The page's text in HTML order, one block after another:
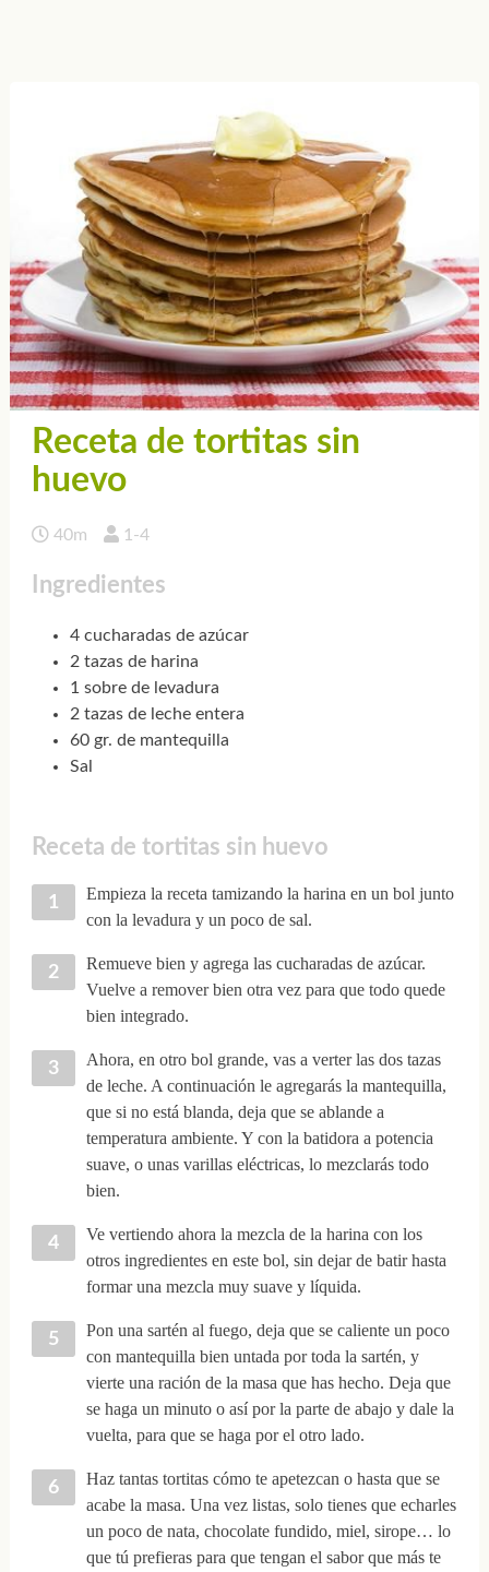
Receta de tortitas sin
huevo
40m 1-4
Ingredientes
4 cucharadas de azúcar
2 tazas de harina
1 sobre de levadura
2 tazas de leche entera
60 gr. de mantequilla
Sal
Receta de tortitas sin huevo
Empieza la receta tamizando la harina en un bol junto
con la levadura y un poco de sal.
Remueve bien y agrega las cucharadas de azúcar.
Vuelve a remover bien otra vez para que todo quede
bien integrado.
Ahora, en otro bol grande, vas a verter las dos tazas
de leche. A continuación le agregarás la mantequilla,
que si no está blanda, deja que se ablande a
temperatura ambiente. Y con la batidora a potencia
suave, o unas varillas eléctricas, lo mezclarás todo
bien.
Ve vertiendo ahora la mezcla de la harina con los
otros ingredientes en este bol, sin dejar de batir hasta
formar una mezcla muy suave y líquida.
Pon una sartén al fuego, deja que se caliente un poco
con mantequilla bien untada por toda la sartén, y
vierte una ración de la masa que has hecho. Deja que
se haga un minuto o así por la parte de abajo y dale la
vuelta, para que se haga por el otro lado.
Haz tantas tortitas cómo te apetezcan o hasta que se
acabe la masa. Una vez listas, solo tienes que echarles
un poco de nata, chocolate fundido, miel, sirope… lo
que tú prefieras para que tengan el sabor que más te